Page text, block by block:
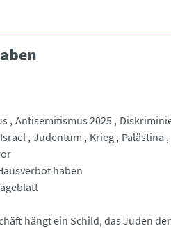
Antisemitismus 2025
Israel Judentum Krieg Palästina
haben
hängt ein Schild, das Juden